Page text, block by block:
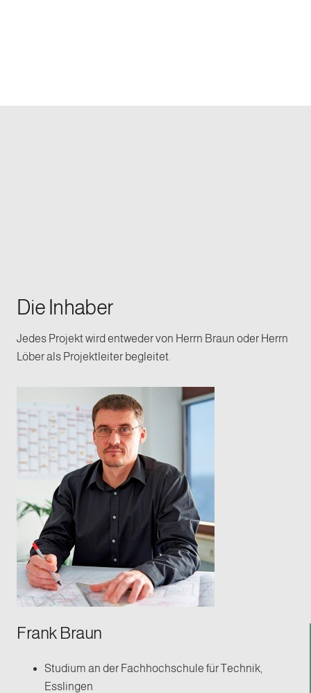
Die Inhaber
Jedes Projekt wird entweder von Herrn Braun oder Herrn
Löber als Projektleiter begleitet.
Frank Braun
Studium an der Fachhochschule für Technik,
Esslingen